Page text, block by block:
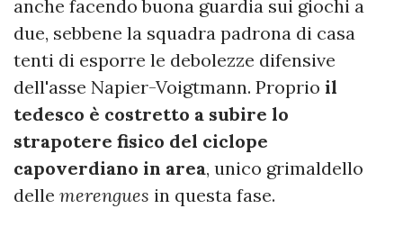
anche facendo buona guardia sui giochi a
due, sebbene la squadra padrona di casa
tenti di esporre le debolezze difensive
dell'asse Napier-Voigtmann. Proprio il
tedesco è costretto a subire lo
strapotere fisico del ciclope
capoverdiano in area, unico grimaldello
delle merengues in questa fase.